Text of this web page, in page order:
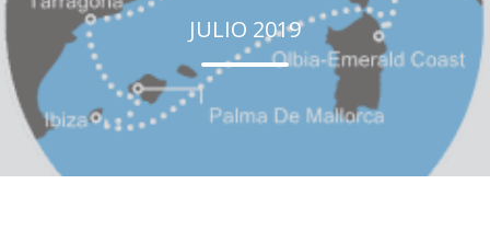
JULIO 2019